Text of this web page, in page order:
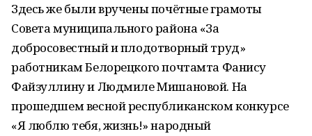
Здесь же были вручены почётные грамоты
Совета муниципального района «За
добросовестный и плодотворный труд»
работникам Белорецкого почтамта Фанису
Файзуллину и Людмиле Мишановой. На
прошедшем весной республиканском конкурсе
«Я люблю тебя, жизнь!» народный